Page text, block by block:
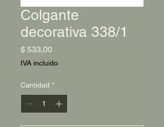
Colgante
decorativa 338/1
$ 533,00Precio
IVA incluido
Cantidad *